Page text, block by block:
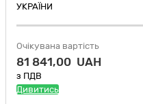
УКРАЇНИ
Очікувана вартість
81 841,00 UAH
з ПДВ
Дивитись